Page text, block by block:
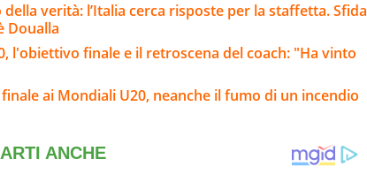
verità: l’Italia cerca risposte per la staffetta. Sfida
Doualla
l'obiettivo finale e il retroscena del coach: "Ha vinto
ai Mondiali U20, neanche il fumo di un incendio